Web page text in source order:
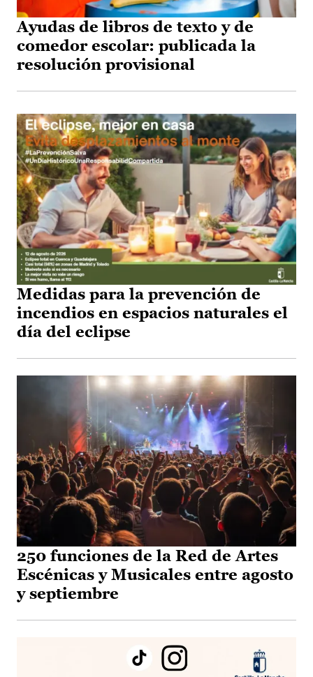
Ayudas de libros de texto y de
comedor escolar: publicada la
resolución provisional
Medidas para la prevención de
incendios en espacios naturales el
día del eclipse
250 funciones de la Red de Artes
Escénicas y Musicales entre agosto
y septiembre